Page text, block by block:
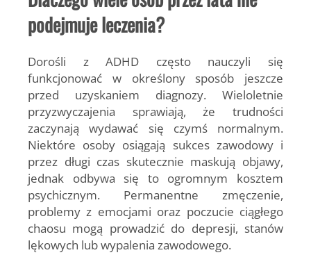
podejmuje leczenia?
Dorośli z ADHD często nauczyli się
funkcjonować w określony sposób jeszcze
przed uzyskaniem diagnozy. Wieloletnie
przyzwyczajenia sprawiają, że trudności
zaczynają wydawać się czymś normalnym.
Niektóre osoby osiągają sukces zawodowy i
przez długi czas skutecznie maskują objawy,
jednak odbywa się to ogromnym kosztem
psychicznym. Permanentne zmęczenie,
problemy z emocjami oraz poczucie ciągłego
chaosu mogą prowadzić do depresji, stanów
lękowych lub wypalenia zawodowego.